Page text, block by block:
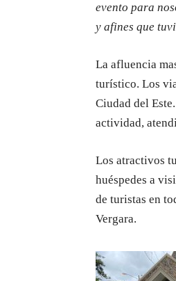
evento para
y afines que
La afluencia
turístico. Los
Ciudad del
actividad,
Los atractivos
huéspedes a
de turistas en
Vergara.